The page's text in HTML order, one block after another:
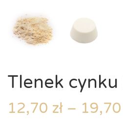
Tlenek cynku
12,70 zł – 19,70